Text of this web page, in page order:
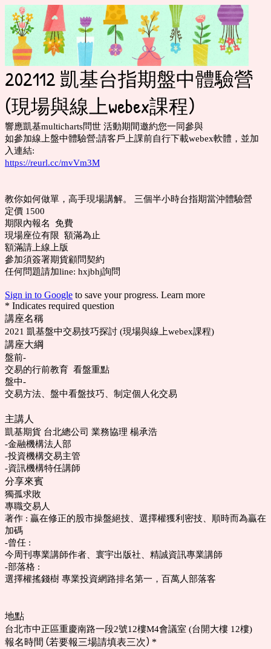
202112 凱基台指期盤中體驗營
(現場與線上webex課程)
響應凱基multicharts問世 活動期間邀約您一同參與
如參加線上盤中體驗營;請客戶上課前自行下載webex軟體，並加
入連結:
https://reurl.cc/mvVm3M
教你如何做單，高手現場講解。 三個半小時台指期當沖體驗營
定價 1500
期限內報名 免費
現場座位有限 額滿為止
額滿請上線上版
參加須簽署期貨顧問契約
任何問題請加line: hxjbhj詢問
Sign in to Google to save your progress. Learn more
* Indicates required question
講座名稱
2021 凱基盤中交易技巧探討 (現場與線上webex課程)
講座大綱
盤前-
交易的行前教育 看盤重點
盤中-
交易方法、盤中看盤技巧、制定個人化交易
主講人
凱基期貨 台北總公司 業務協理 楊承浩
-金融機構法人部
-投資機構交易主管
-資訊機構特任講師
分享來賓
獨孤求敗
專職交易人
著作 : 贏在修正的股市操盤絕技、選擇權獲利密技、順時而為贏在
加碼
-曾任 :
今周刊專業講師作者、寰宇出版社、精誠資訊專業講師
-部落格 :
選擇權搖錢樹 專業投資網路排名第一，百萬人部落客
地點
台北市中正區重慶南路一段2號12樓M4會議室 (台開大樓 12樓)
報名時間 (若要報三場請填表三次) *